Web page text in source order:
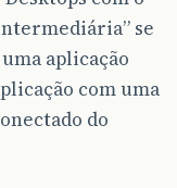
se
aplicação
com uma
do